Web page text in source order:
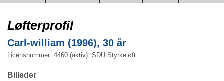
Løfterprofil
Carl-william (1996), 30 år
Licensnummer: 4460 (aktiv), SDU Styrkeløft
Billeder